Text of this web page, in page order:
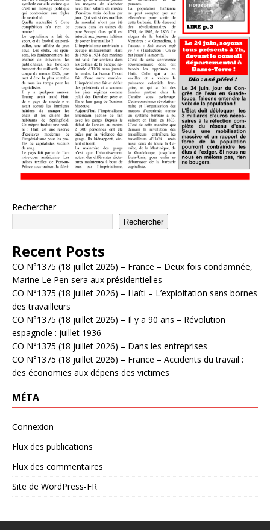
Rechercher
Rechercher
Recent Posts
CO N°1375 (18 juillet 2026) – France – Deux fois condamnée,
Marine Le Pen sera aux présidentielles
CO N°1375 (18 juillet 2026) – Haïti – L’exploitation sans bornes
des travailleurs
CO N°1375 (18 juillet 2026) – Il y a 90 ans – Révolution
espagnole : juillet 1936
CO N°1375 (18 juillet 2026) – Dans les entreprises
CO N°1375 (18 juillet 2026) – France – Accidents du travail :
des économies aux dépens des victimes
MÉTA
Connexion
Flux des publications
Flux des commentaires
Site de WordPress-FR